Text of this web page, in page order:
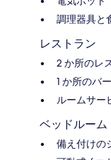
調理器具と
レストラン
2 か所のレ
1 か所のバー
ルームサー
ベッドルーム
備え付けの